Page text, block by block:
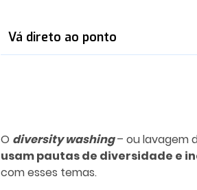
Vá direto ao ponto
O diversity washing– ou lavagem
usam pautas de diversidade e
com esses temas.